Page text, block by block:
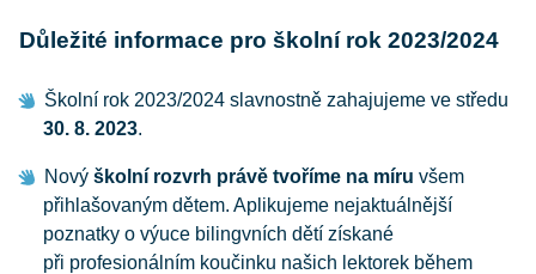
Důležité informace pro školní rok 2023/2024
Školní rok 2023/2024 slavnostně zahajujeme ve středu
30. 8. 2023.
Nový školní rozvrh právě tvoříme na míru všem
přihlašovaným dětem. Aplikujeme nejaktuálnější
poznatky o výuce bilingvních dětí získané
při profesionálním koučinku našich lektorek během